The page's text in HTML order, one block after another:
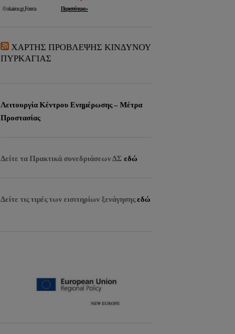
ΧΑΡΤΗΣ ΠΡΟΒΛΕΨΗΣ ΚΙΝΔΥΝΟΥ
ΠΥΡΚΑΓΙΑΣ
Λειτουργία Κέντρου Ενημέρωσης – Μέτρα
Προστασίας
Δείτε τα Πρακτικά συνεδριάσεων ΔΣ εδώ
Δείτε τις τιμές των εισιτηρίων ξενάγησηςεδώ